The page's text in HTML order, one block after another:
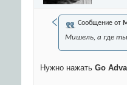
Сообщение от
Мишель, а где ты
Нужно нажать Go